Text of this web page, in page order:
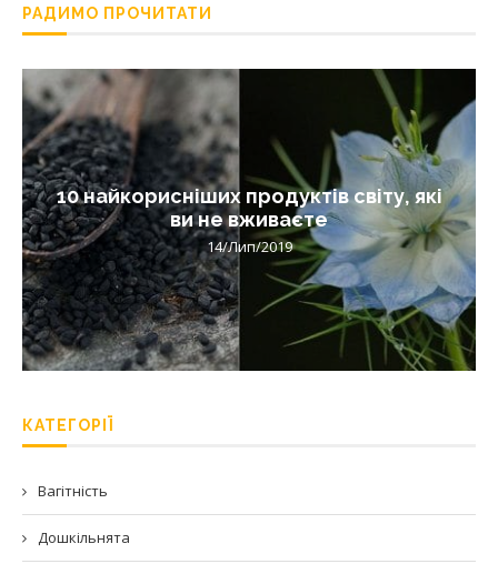
РАДИМО ПРОЧИТАТИ
10 найкорисніших продуктів світу, які
ви не вживаєте
14/Лип/2019
КАТЕГОРІЇ
Вагітність
Дошкільнята